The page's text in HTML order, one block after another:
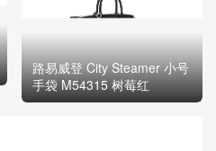
路易威登 City Steamer 小号
手袋 M54315 树莓红